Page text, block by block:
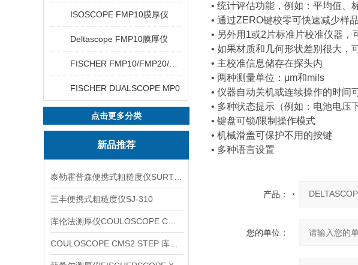
ISOSCOPE FMP10膜厚仪
Deltascope FMP10膜厚仪
FISCHER DUALSCOPE MP0
点击更多分类
新品推荐
三丰便携式粗糙度仪SJ-310
• 统计评估功能，例如：平均值、
• 通过ZERO键校零可快速减少样
• 另外用1或2片标准片校准仪器，
• 如果材质和几何形状差别很大，
• 主校准信息储存在探头内
• 两种测量单位：μm和mils
• 仪器自动关机或连续操作的时间
• 多种状态提示（例如：电池电压
• 键盘可锁/限制操作模式
• 机械滑盖可保护不用的按键
• 多种语言设置
产品：
您的单位：